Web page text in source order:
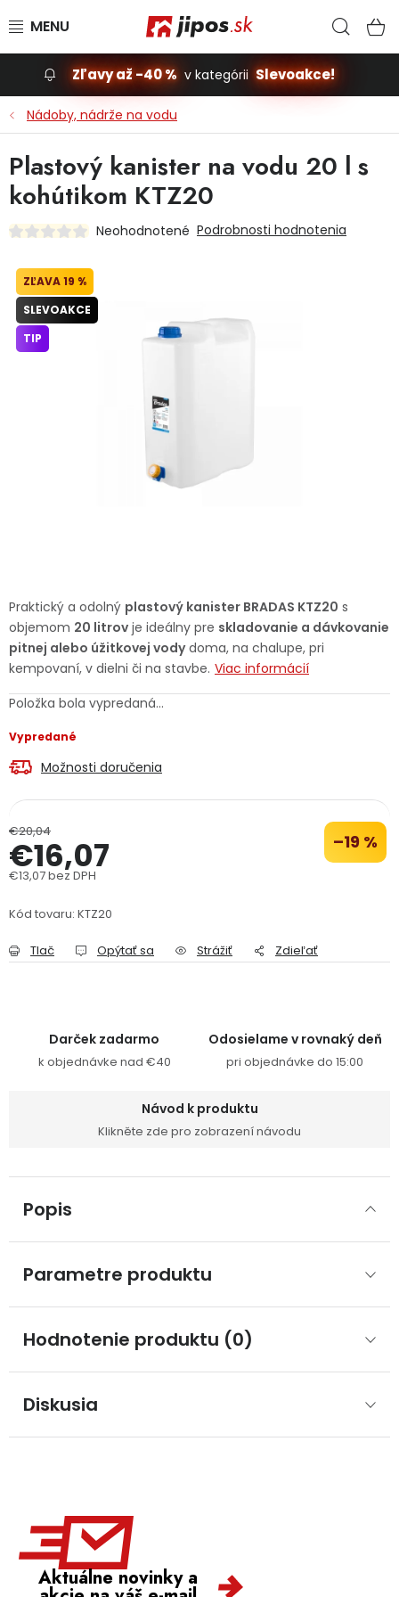
Slevoakce
Stavba, dom
Dielňa
Príslušenstvo pre automobily
Vybavenie a hračky pre deti
Ochranné pracovné pomôcky
Servis náradia Hodnotenie obchodu
Kontakty
Reklamačný formulár
Obchodné podmienky
Podmienky ochrany osobných údajov
Zľavy až -40 % v kategórii Slevoakce!
Nádoby, nádrže na vodu
Praktický a odolný plastový kanister BRADAS KTZ20 s
objemom 20 litrov je ideálny pre skladovanie a dávkovanie
pitnej alebo úžitkovej vodydoma, na chalupe, pri
kempovaní, v dielni či na stavbe. Viac informácií
Položka bola vypredaná…
Vypredané
Možnosti doručenia
€20,04 –19 %
€16,07
€13,07 bez DPH
Kód tovaru: KTZ20
Tlač Opýtať sa Strážiť Zdieľať
Plastový kanister na vodu 20 l s
kohútikom KTZ20
Neohodnotené Podrobnosti hodnotenia
19 %
SLEVOAKCE
TIP
Darček zadarmo
k objednávke nad €40
Odosielame v rovnaký deň
pri objednávke do 15:00
Návod k produktu
Klikněte zde pro zobrazení návodu
Popis
Parametre produktu
Hodnotenie produktu (0)
Diskusia
Aktuálne novinky a